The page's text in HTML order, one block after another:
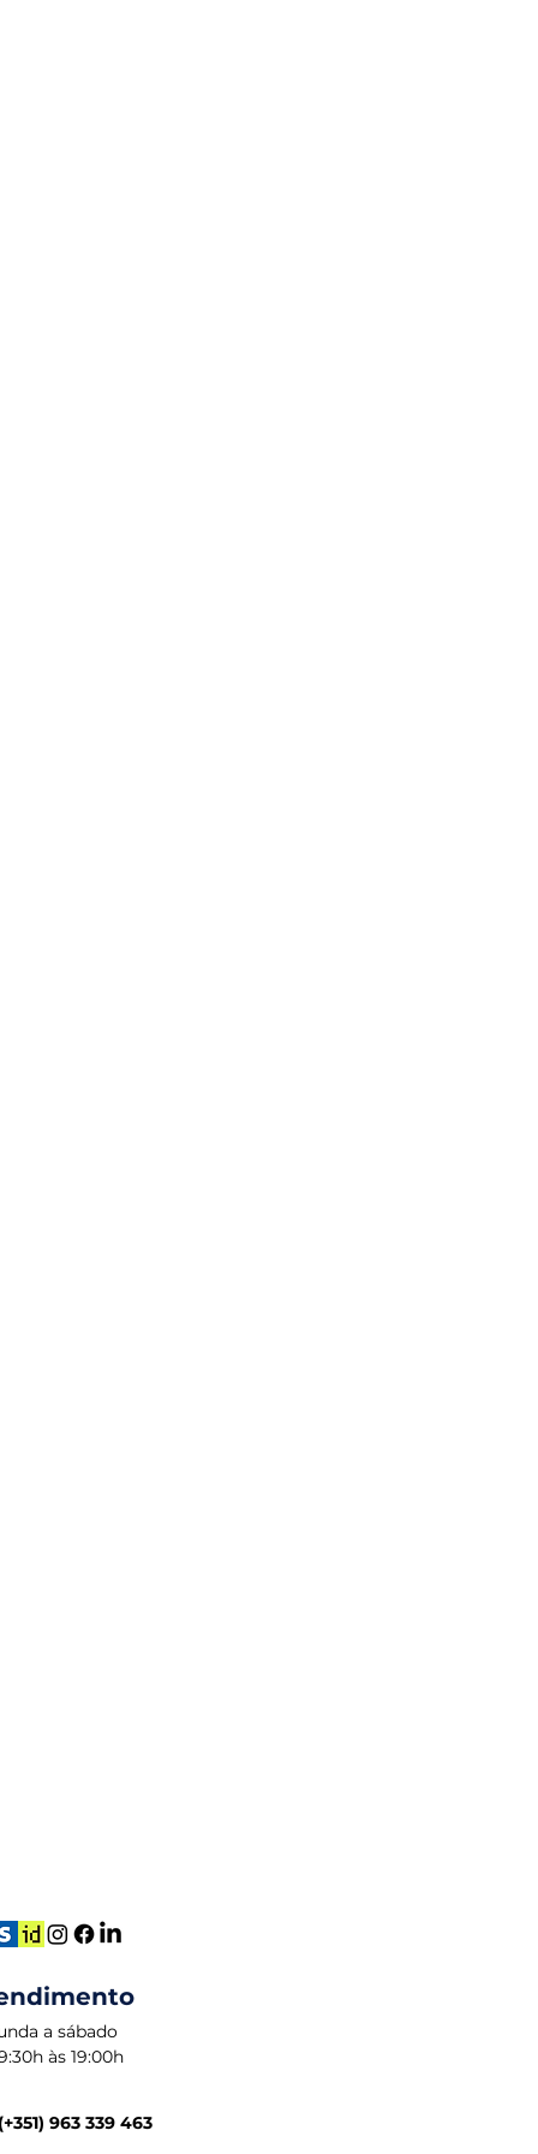
a sábado
às 19:00h
(+351) 963 339 463